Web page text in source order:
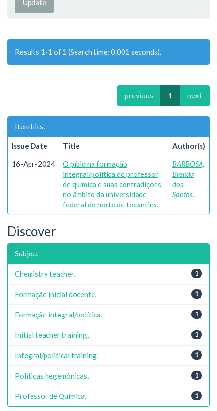
Results 1-1 of 1 (Search time: 0.001 seconds).
previous 1 next
Item hits:
Issue Date Title Author(s)
16-Apr-2024
O pibid na formação
integral/política do professor
de química e suas contradições
no âmbito da universidade
federal do norte do tocantins.
BARBOSA,
Brenda
dos
Santos.
Discover
Subject
1
Chemistry teacher.
1
Formação inicial docente,
1
Formação integral/política,
1
Initial teacher training,
1
Integral/political training,
1
Políticas hegemônicas,
1
Professor de Química,